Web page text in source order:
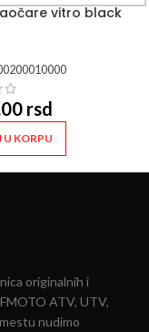
vitro black
rsd
U KORPU
originalnih i
ATV, UTV,
nudimo